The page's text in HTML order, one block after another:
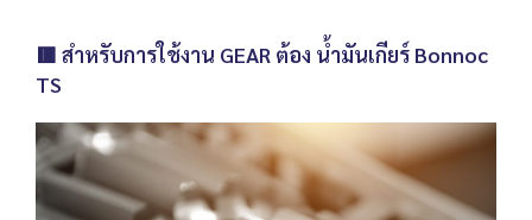
🟥 สำหรับการใช้งาน GEAR ต้อง น้ำมันเกียร์ Bonnoc
TS